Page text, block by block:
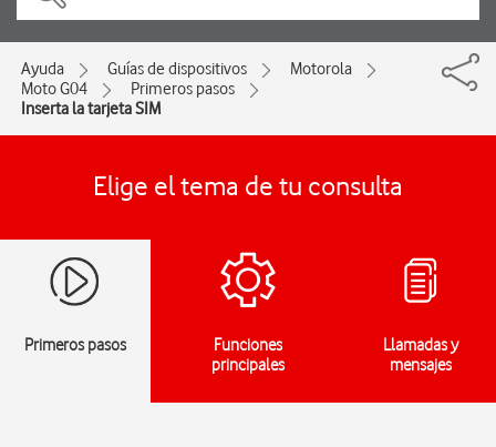
Ayuda Guías de dispositivos
Motorola
Moto G04
Primeros pasos
Inserta la tarjeta SIM
Elige el tema de tu consulta
Primeros pasos
Funciones
principales
Llamadas y
mensajes